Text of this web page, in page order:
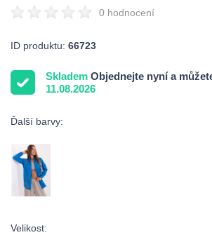
0 hodnocení
ID produktu: 66723
Skladem Objednejte nyní a
11.08.2026
Ďalší barvy:
Velikost: